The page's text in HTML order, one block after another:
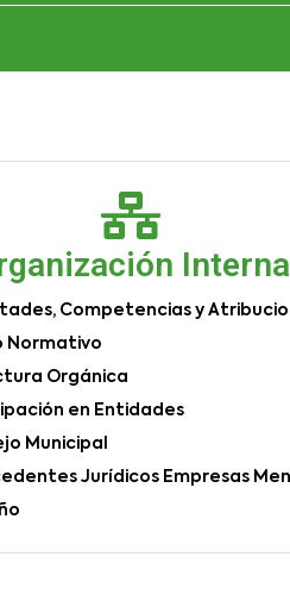
Interna
Competencias y
Normativo
Orgánica
en Entidades
Municipal
Jurídicos Empresas